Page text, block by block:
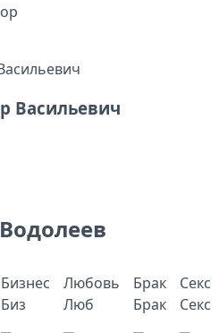
Васильевич
Бизнес
Биз
Любовь
Люб
Брак
Брак
Секс
Секс